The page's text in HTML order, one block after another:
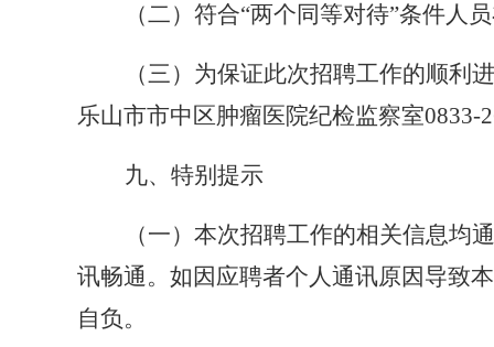
（二）符合“两个同等对待”条件人
（三）为保证此次招聘工作的顺
乐山市市中区肿瘤医院纪检监察室0833-
九、特别提示
（一）本次招聘工作的相关信息均
讯畅通。如因应聘者个人通讯原因导致
自负。